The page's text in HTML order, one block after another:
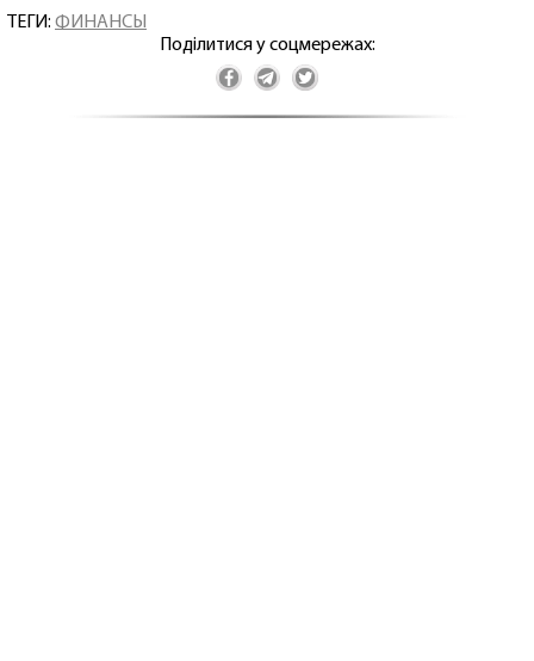
ТЕГИ: ФИНАНСЫ
Поділитися у соцмережах: